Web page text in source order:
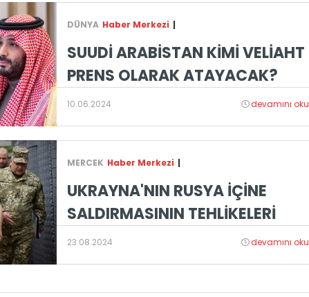
DÜNYA Haber Merkezi |
SUUDİ ARABİSTAN KİMİ VELİAHT
PRENS OLARAK ATAYACAK?
10.06.2024 devamını oku
MERCEK Haber Merkezi |
UKRAYNA'NIN RUSYA İÇİNE
SALDIRMASININ TEHLİKELERİ
23.08.2024 devamını oku